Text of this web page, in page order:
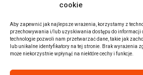
cookie
Aby zapewnić jak najlepsze wrażenia, korzystamy z
przechowywania i/lub uzyskiwania dostępu do informacji
technologie pozwoli nam przetwarzać dane, takie jak
lub unikalne identyfikatory na tej stronie. Brak wyrażenia
może niekorzystnie wpłynąć na niektóre cechy i funkcje.
Auta z USA Rzeszów
Auta z USA Białystok
Auta z USA Kraków
Marki samochodów
Sprzedam BMW